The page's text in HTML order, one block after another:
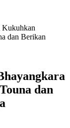
Kukuhkan
dan Berikan
dan